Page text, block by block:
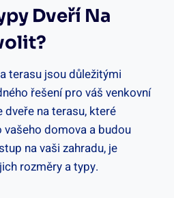
Dveří Na
terasu jsou důležitými
řešení pro váš venkovní
na terasu, které
domova a budou
na vaši zahradu, je
rozměry a typy.